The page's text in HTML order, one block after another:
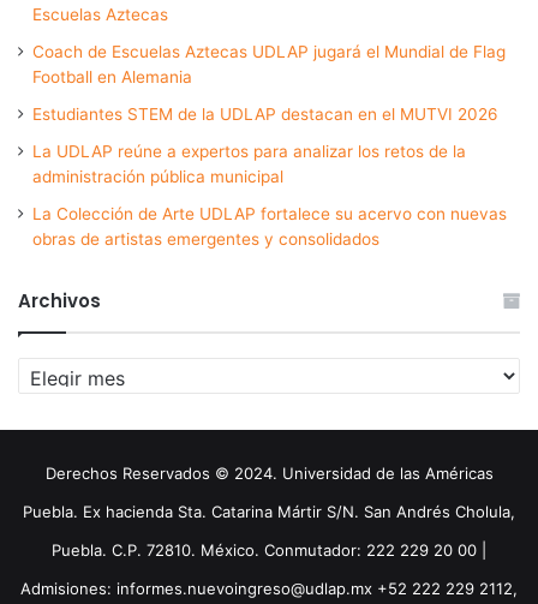
Escuelas Aztecas
Coach de Escuelas Aztecas UDLAP jugará el Mundial de Flag
Football en Alemania
Estudiantes STEM de la UDLAP destacan en el MUTVI 2026
La UDLAP reúne a expertos para analizar los retos de la
administración pública municipal
La Colección de Arte UDLAP fortalece su acervo con nuevas
obras de artistas emergentes y consolidados
Archivos
Archivos
Derechos Reservados © 2024. Universidad de las Américas
Puebla. Ex hacienda Sta. Catarina Mártir S/N. San Andrés Cholula,
Puebla. C.P. 72810. México. Conmutador: 222 229 20 00 |
Admisiones: informes.nuevoingreso@udlap.mx +52 222 229 2112,